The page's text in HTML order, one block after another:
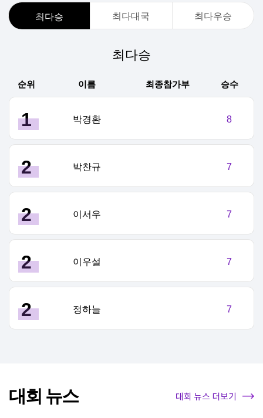
최다승 최다대국 최다우승
최다승
순위 이름 최종참가부 승수
1 박경환 8
2 박찬규 7
2 이서우 7
2 이우설 7
2 정하늘 7
대회 뉴스 대회 뉴스 더보기